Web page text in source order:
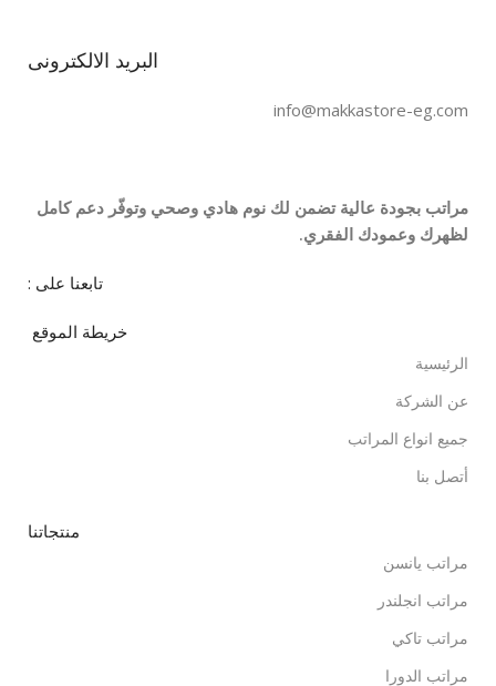
البريد الالكترونى
info@makkastore-eg.com
مراتب بجودة عالية تضمن لك نوم هادي وصحي وتوفّر دعم كامل
لظهرك وعمودك الفقري.
تابعنا على :
خريطة الموقع
الرئيسية
عن الشركة
جميع انواع المراتب
أتصل بنا
منتجاتنا
مراتب يانسن
مراتب انجلندر
مراتب تاكي
مراتب الدورا